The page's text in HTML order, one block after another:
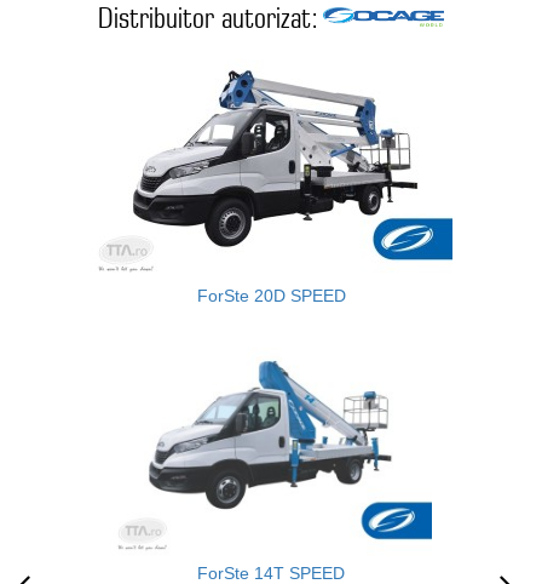
Distribuitor autorizat:
ForSte 20D SPEED
ForSte 14T SPEED